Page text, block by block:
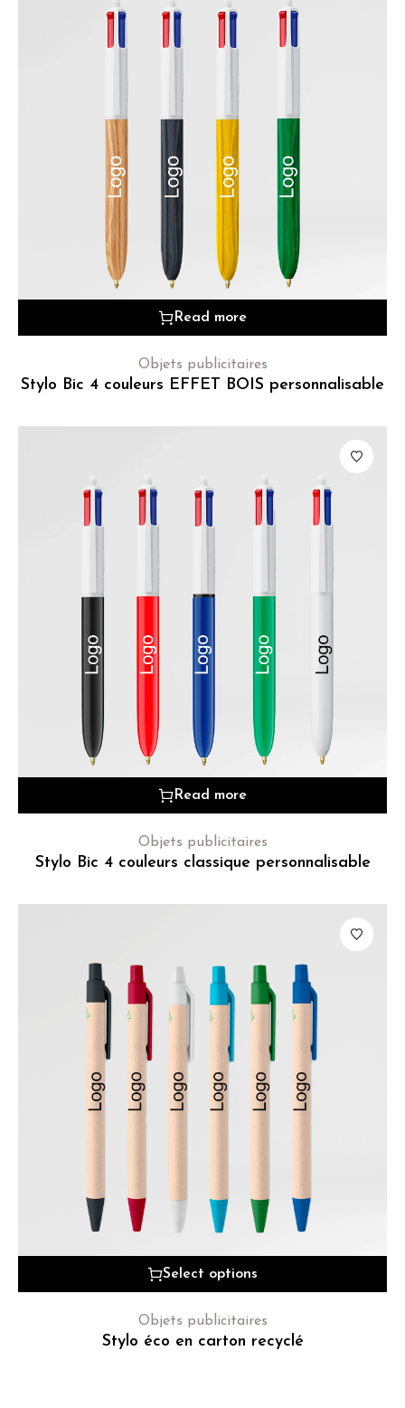
Read more
Objets publicitaires
Stylo Bic 4 couleurs EFFET BOIS personnalisable
Read more
Objets publicitaires
Stylo Bic 4 couleurs classique personnalisable
Select options
Objets publicitaires
Stylo éco en carton recyclé